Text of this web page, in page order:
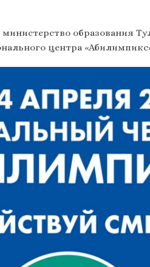
образования
центра